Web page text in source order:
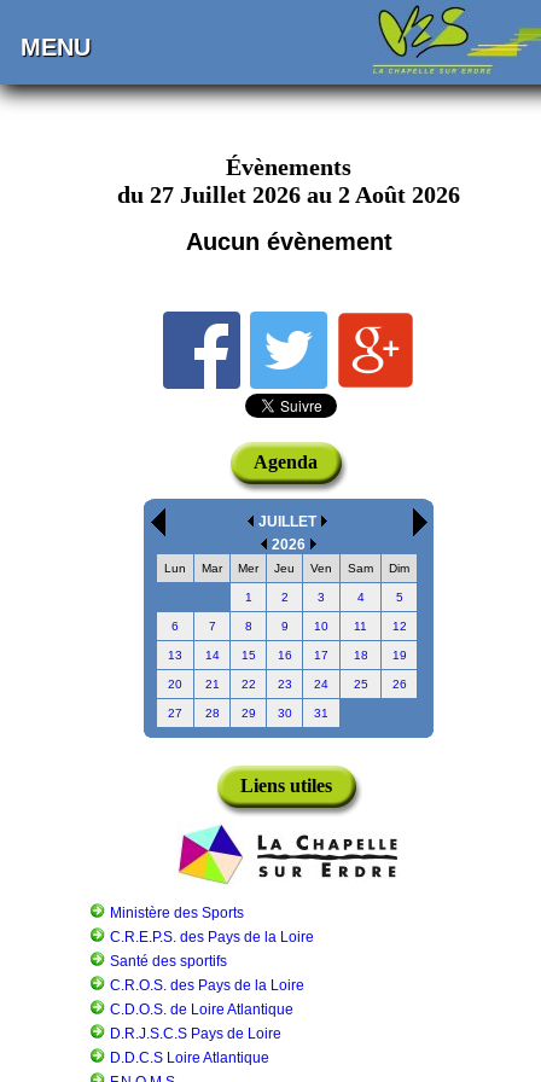
MENU
Évènements
du 27 Juillet 2026 au 2 Août 2026
Aucun évènement
Agenda
JUILLET
2026
Lun Mar Mer Jeu Ven Sam Dim
1 2 3 4 5
6 7 8 9 10 11 12
13 14 15 16 17 18 19
20 21 22 23 24 25 26
27 28 29 30 31
Liens utiles
Ministère des Sports
C.R.E.P.S. des Pays de la Loire
Santé des sportifs
C.R.O.S. des Pays de la Loire
C.D.O.S. de Loire Atlantique
D.R.J.S.C.S Pays de Loire
D.D.C.S Loire Atlantique